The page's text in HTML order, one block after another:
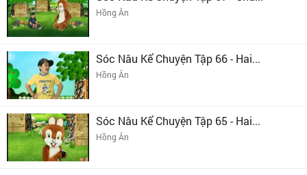
Hồng Ân
Sóc Nâu Kể Chuyện Tập 66 - Hai...
Hồng Ân
Sóc Nâu Kể Chuyện Tập 65 - Hai...
Hồng Ân